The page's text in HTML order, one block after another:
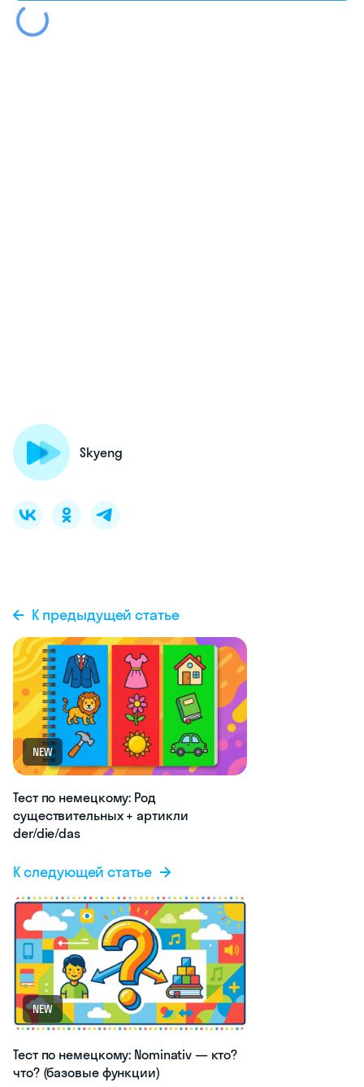
Skyeng
К предыдущей статье
NEW
Тест по немецкому: Род
существительных + артикли
der/die/das
К следующей статье
NEW
Тест по немецкому: Nominativ — кто?
что? (базовые функции)